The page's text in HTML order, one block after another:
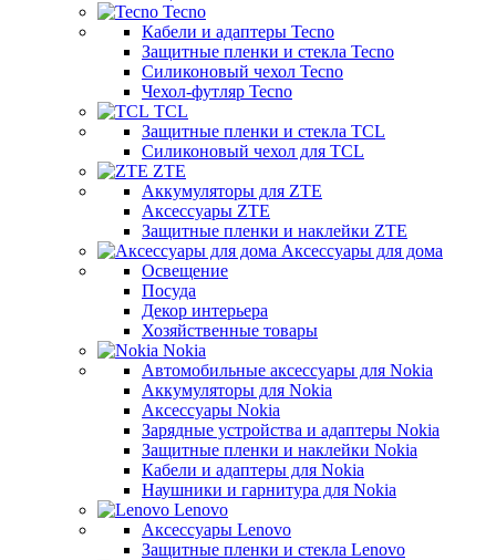
Tecno
Кабели и адаптеры Tecno
Защитные пленки и стекла Tecno
Силиконовый чехол Tecno
Чехол-футляр Tecno
TCL
Защитные пленки и стекла TCL
Силиконовый чехол для TCL
ZTE
Аккумуляторы для ZTE
Аксессуары ZTE
Защитные пленки и наклейки ZTE
Аксессуары для дома
Освещение
Посуда
Декор интерьера
Хозяйственные товары
Nokia
Автомобильные аксессуары для Nokia
Аккумуляторы для Nokia
Аксессуары Nokia
Зарядные устройства и адаптеры Nokia
Защитные пленки и наклейки Nokia
Кабели и адаптеры для Nokia
Наушники и гарнитура для Nokia
Lenovo
Аксессуары Lenovo
Защитные пленки и стекла Lenovo